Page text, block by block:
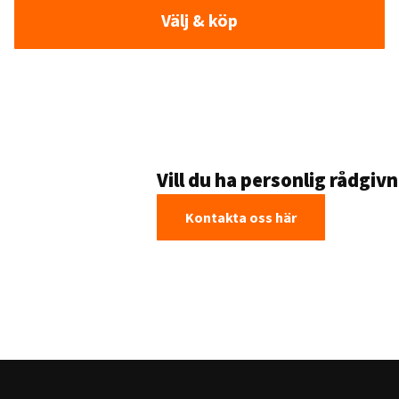
Välj & köp
Vill du ha personlig
Kontakta oss här